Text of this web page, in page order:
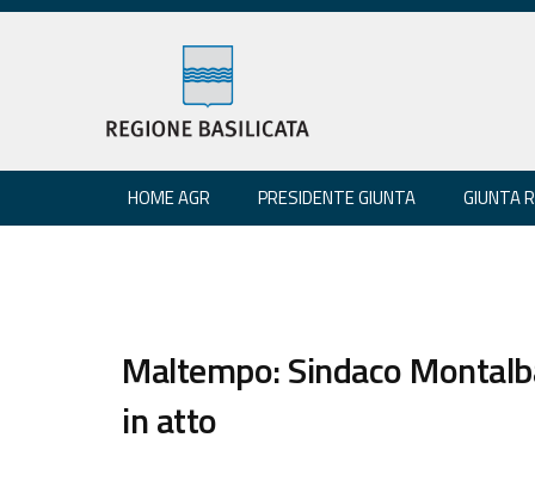
HOME AGR PRESIDENTE GIUNTA GIUNTA
Maltempo: Sindaco
in atto